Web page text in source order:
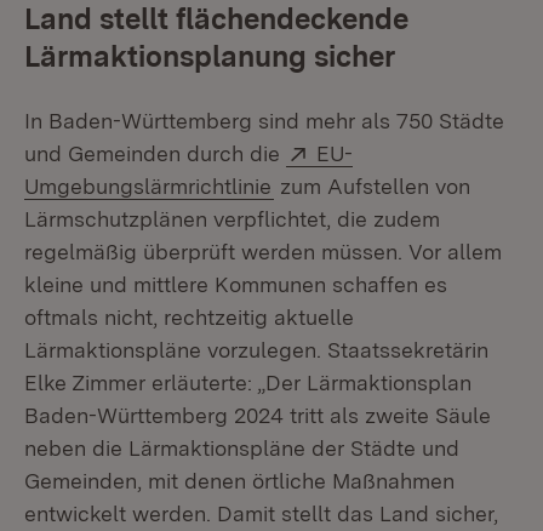
Land stellt flächendeckende
Lärmaktionsplanung sicher
In Baden-Württemberg sind mehr als 750 Städte
und Gemeinden durch die
Extern:
EU-
Umgebungslärmrichtlinie (Öffnet in neuem Fenster)
zum Aufstellen von
Lärmschutzplänen verpflichtet, die zudem
regelmäßig überprüft werden müssen. Vor allem
kleine und mittlere Kommunen schaffen es
oftmals nicht, rechtzeitig aktuelle
Lärmaktionspläne vorzulegen. Staatssekretärin
Elke Zimmer erläuterte: „Der Lärmaktionsplan
Baden-Württemberg 2024 tritt als zweite Säule
neben die Lärmaktionspläne der Städte und
Gemeinden, mit denen örtliche Maßnahmen
entwickelt werden. Damit stellt das Land sicher,